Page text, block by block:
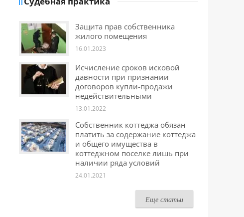
Защита прав собственника
жилого помещения
16.01.2023
Исчисление сроков исковой
давности при признании
договоров купли-продажи
недействительными
13.01.2022
Собственник коттеджа обязан
платить за содержание коттеджа
и общего имущества в
коттеджном поселке лишь при
наличии ряда условий
24.01.2021
Еще статьи